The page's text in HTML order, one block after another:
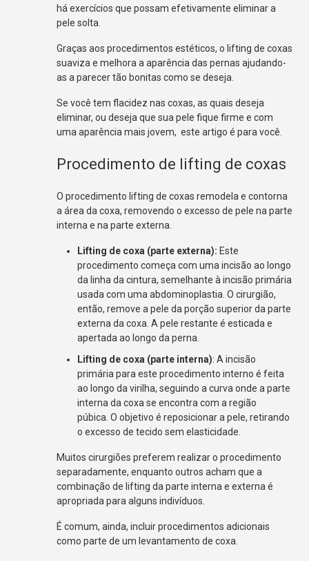
há exercícios que possam efetivamente eliminar a
pele solta.
Graças aos procedimentos estéticos, o lifting de coxas
suaviza e melhora a aparência das pernas ajudando-
as a parecer tão bonitas como se deseja.
Se você tem flacidez nas coxas, as quais deseja
eliminar, ou deseja que sua pele fique firme e com
uma aparência mais jovem, este artigo é para você.
Procedimento de lifting de coxas
O procedimento lifting de coxas remodela e contorna
a área da coxa, removendo o excesso de pele na parte
interna e na parte externa.
Lifting de coxa (parte externa): Este
procedimento começa com uma incisão ao longo
da linha da cintura, semelhante à incisão primária
usada com uma abdominoplastia. O cirurgião,
então, remove a pele da porção superior da parte
externa da coxa. A pele restante é esticada e
apertada ao longo da perna.
Lifting de coxa (parte interna): A incisão
primária para este procedimento interno é feita
ao longo da virilha, seguindo a curva onde a parte
interna da coxa se encontra com a região
púbica. O objetivo é reposicionar a pele, retirando
o excesso de tecido sem elasticidade.
Muitos cirurgiões preferem realizar o procedimento
separadamente, enquanto outros acham que a
combinação de lifting da parte interna e externa é
apropriada para alguns indivíduos.
É comum, ainda, incluir procedimentos adicionais
como parte de um levantamento de coxa.